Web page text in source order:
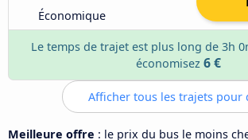
Économique
Le temps de trajet est plus long de 3h
économisez 6 €
Afficher tous les trajets pour
Meilleure offre : le prix du bus le moins